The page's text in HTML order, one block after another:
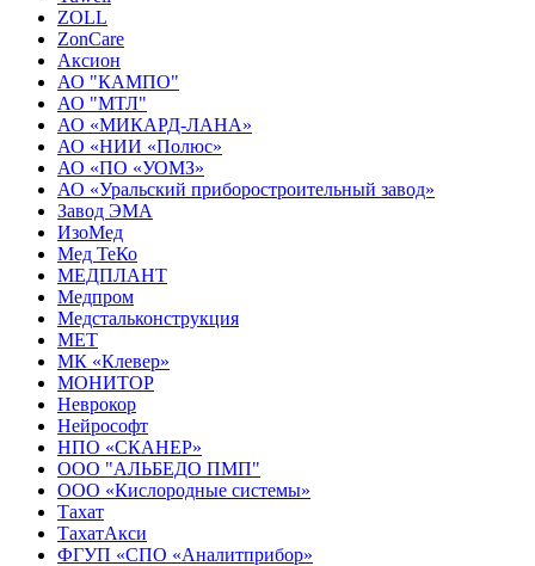
ZOLL
ZonCare
Аксион
АО "КАМПО"
АО "МТЛ"
АО «МИКАРД-ЛАНА»
АО «НИИ «Полюс»
АО «ПО «УОМЗ»
АО «Уральский приборостроительный завод»
Завод ЭМА
ИзоМед
Мед ТеКо
МЕДПЛАНТ
Медпром
Медстальконструкция
МЕТ
МК «Клевер»
МОНИТОР
Неврокор
Нейрософт
НПО «СКАНЕР»
ООО "АЛЬБЕДО ПМП"
ООО «Кислородные системы»
Тахат
ТахатАкси
ФГУП «СПО «Аналитприбор»